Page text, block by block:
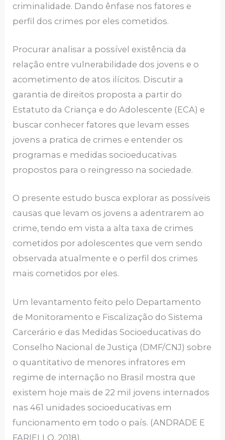
criminalidade. Dando ênfase nos fatores e
perfil dos crimes por eles cometidos.
Procurar analisar a possível existência da
relação entre vulnerabilidade dos jovens e o
acometimento de atos ilícitos. Discutir a
garantia de direitos proposta a partir do
Estatuto da Criança e do Adolescente (ECA) e
buscar conhecer fatores que levam esses
jovens a pratica de crimes e entender os
programas e medidas socioeducativas
propostos para o reingresso na sociedade.
O presente estudo busca explorar as possíveis
causas que levam os jovens a adentrarem ao
crime, tendo em vista a alta taxa de crimes
cometidos por adolescentes que vem sendo
observada atualmente e o perfil dos crimes
mais cometidos por eles.
Um levantamento feito pelo Departamento
de Monitoramento e Fiscalização do Sistema
Carcerário e das Medidas Socioeducativas do
Conselho Nacional de Justiça (DMF/CNJ) sobre
o quantitativo de menores infratores em
regime de internação no Brasil mostra que
existem hoje mais de 22 mil jovens internados
nas 461 unidades socioeducativas em
funcionamento em todo o país. (ANDRADE E
FARIELLO, 2018).